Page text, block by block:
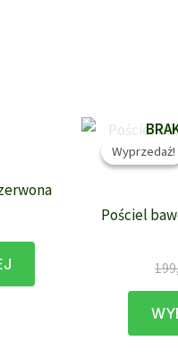
Wyprzedaż!
Wyprzedaż!
Pościel